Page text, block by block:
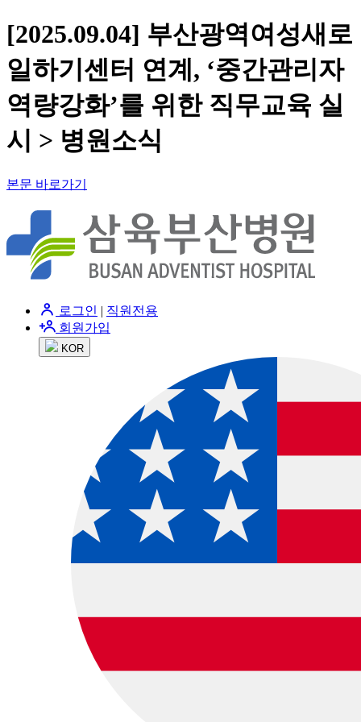
[2025.09.04] 부산광역여성새로
일하기센터 연계, ‘중간관리자
역량강화’를 위한 직무교육 실
시 > 병원소식
본문 바로가기
로그인 | 직원전용
회원가입
KOR